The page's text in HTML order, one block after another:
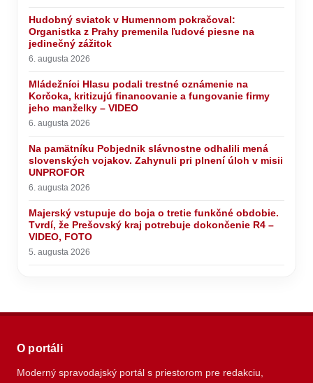
Hudobný sviatok v Humennom pokračoval:
Organistka z Prahy premenila ľudové piesne na
jedinečný zážitok
6. augusta 2026
Mládežníci Hlasu podali trestné oznámenie na
Korčoka, kritizujú financovanie a fungovanie firmy
jeho manželky – VIDEO
6. augusta 2026
Na pamätníku Pobjednik slávnostne odhalili mená
slovenských vojakov. Zahynuli pri plnení úloh v misii
UNPROFOR
6. augusta 2026
Majerský vstupuje do boja o tretie funkčné obdobie.
Tvrdí, že Prešovský kraj potrebuje dokončenie R4 –
VIDEO, FOTO
5. augusta 2026
O portáli
Moderný spravodajský portál s priestorom pre redakciu,